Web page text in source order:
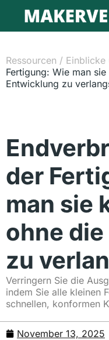
Ressourcen / Einblicke
Fertigung: Wie man
Entwicklung zu
der
man sie
ohne
zu
Verringern Sie die
indem Sie alle kleinen
schnellen, konformen
November 13, 2025